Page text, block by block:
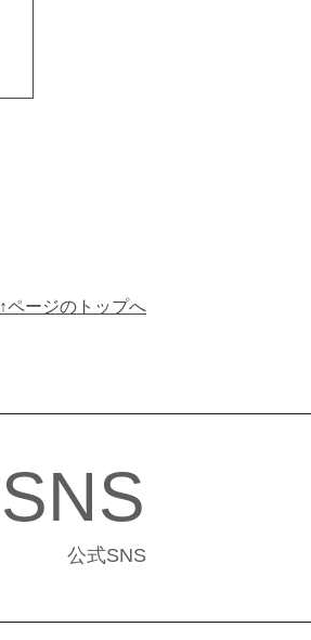
↑ページのトップへ
SNS
公式SNS